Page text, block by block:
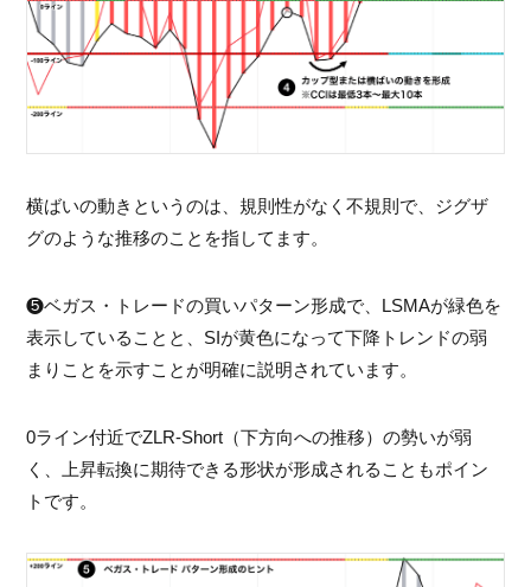
横ばいの動きというのは、規則性がなく不規則で、ジグザ
グのような推移のことを指してます。
❺ベガス・トレードの買いパターン形成で、LSMAが緑色を
表示していることと、SIが黄色になって下降トレンドの弱
まりことを示すことが明確に説明されています。
0ライン付近でZLR-Short（下方向への推移）の勢いが弱
く、上昇転換に期待できる形状が形成されることもポイン
トです。